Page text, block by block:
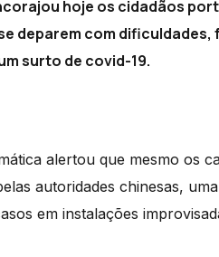
hoje os cidadãos
deparem com dificuldades,
surto de covid-19.
alertou que mesmo os
autoridades chinesas,
em instalações